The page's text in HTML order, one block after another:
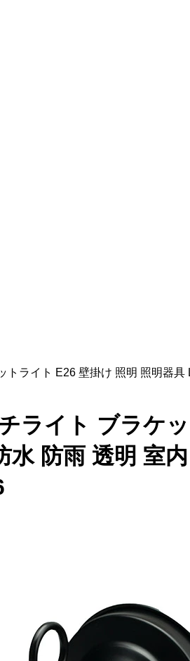
トライト E26 壁掛け 照明 照明器
ライト ブラケ
水 防雨 透明 室